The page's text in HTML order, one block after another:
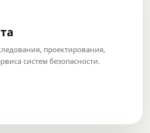
проектирования,
систем безопасности.